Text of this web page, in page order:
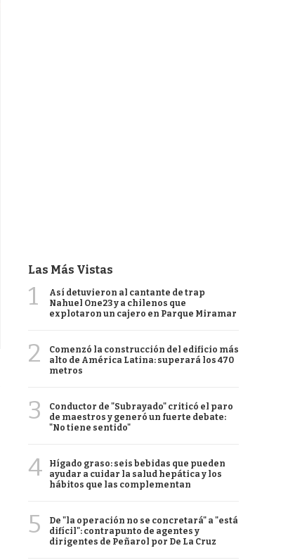
Las Más Vistas
1
Así detuvieron al cantante de trap
Nahuel One23 y a chilenos que
explotaron un cajero en Parque Miramar
2
Comenzó la construcción del edificio más
alto de América Latina: superará los 470
metros
3
Conductor de "Subrayado" criticó el paro
de maestros y generó un fuerte debate:
"No tiene sentido"
4
Hígado graso: seis bebidas que pueden
ayudar a cuidar la salud hepática y los
hábitos que las complementan
5
De "la operación no se concretará" a "está
difícil": contrapunto de agentes y
dirigentes de Peñarol por De La Cruz